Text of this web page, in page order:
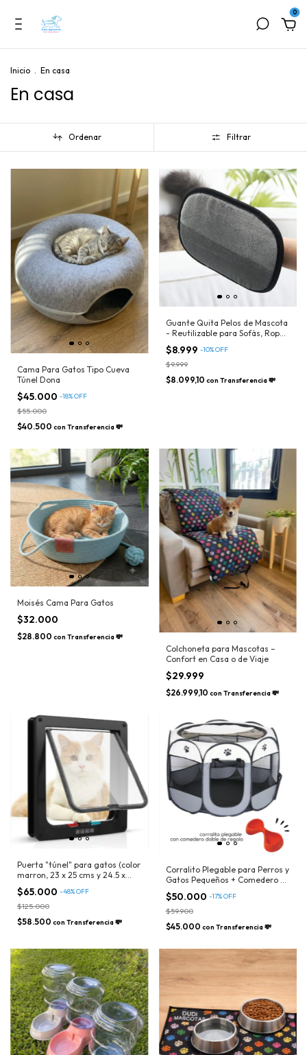
0
Inicio . En casa
En casa
Ordenar Filtrar
Cama Para Gatos Tipo Cueva
Túnel Dona
$45.000 -18%OFF
$55.000
$40.500 con Transferencia 💸
Guante Quita Pelos de Mascota
- Reutilizable para Sofás, Ropa
y Mascotas
$8.999 -10%OFF
$9.999
$8.099,10 con Transferencia 💸
Moisés Cama Para Gatos
$32.000
$28.800 con Transferencia 💸
Colchoneta para Mascotas –
Confort en Casa o de Viaje
$29.999
$26.999,10 con Transferencia 💸
Puerta "túnel" para gatos (color
marron, 23 x 25 cms y 24.5 x
28.5 cms + 5 cms de ancho
aprox)
$65.000 -48%OFF
$125.000
$58.500 con Transferencia 💸
Corralito Plegable para Perros y
Gatos Pequeños + Comedero de
regalo
$50.000 -17%OFF
$59.900
$45.000 con Transferencia 💸